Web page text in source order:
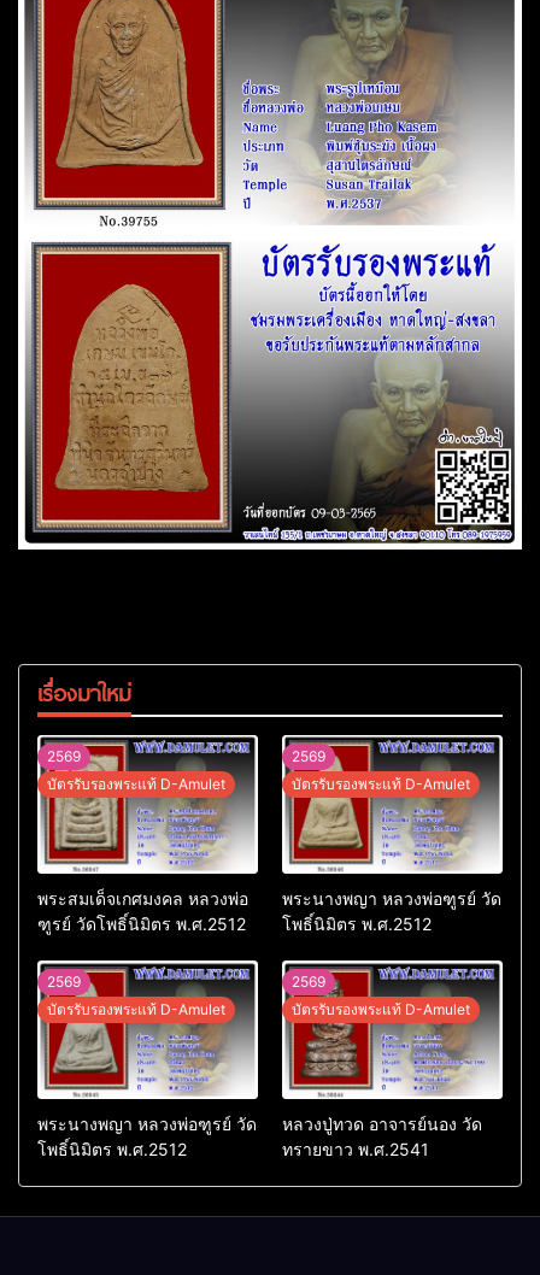
เรื่องมาใหม่
2569
บัตรรับรองพระแท้ D-Amulet
พระสมเด็จเกศมงคล หลวงพ่อ
ฑูรย์ วัดโพธิ์นิมิตร พ.ศ.2512
2569
บัตรรับรองพระแท้ D-Amulet
พระนางพญา หลวงพ่อฑูรย์ วัด
โพธิ์นิมิตร พ.ศ.2512
2569
บัตรรับรองพระแท้ D-Amulet
พระนางพญา หลวงพ่อฑูรย์ วัด
โพธิ์นิมิตร พ.ศ.2512
2569
บัตรรับรองพระแท้ D-Amulet
หลวงปู่ทวด อาจารย์นอง วัด
ทรายขาว พ.ศ.2541